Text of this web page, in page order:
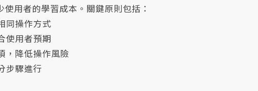
用者的學習成本。關鍵原則包括：
同操作方式
使用者預期
，降低操作風險
步驟進行